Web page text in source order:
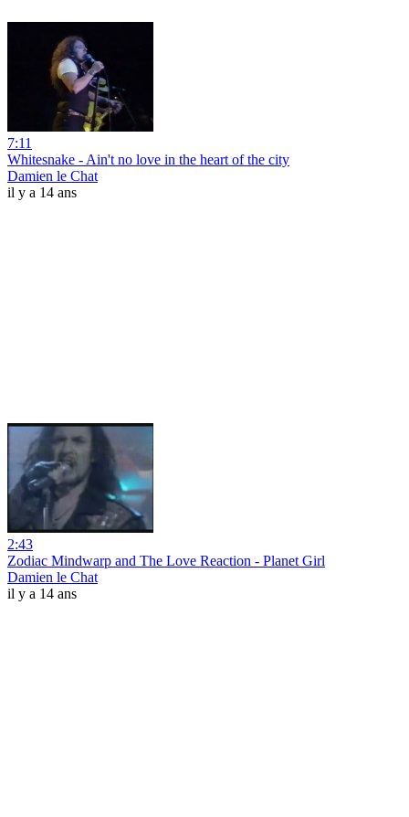
7:11
Whitesnake - Ain't no love in the heart of the city
Damien le Chat
il y a 14 ans
2:43
Zodiac Mindwarp and The Love Reaction - Planet Girl
Damien le Chat
il y a 14 ans